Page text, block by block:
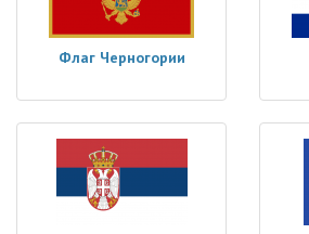
Флаг Черногории